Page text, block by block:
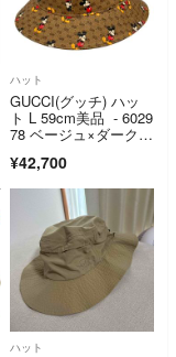
ハット
GUCCI(グッチ) ハッ
ト L 59cm美品 - 6029
78 ベージュ×ダークブ
トハット/Disneyコラ
ボ コットン、レザー
¥42,700
ハット